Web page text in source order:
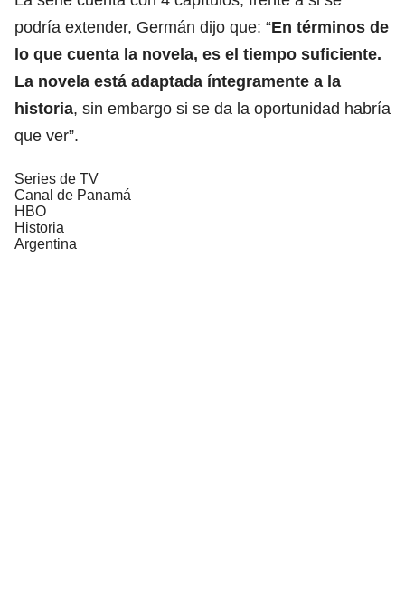
podría extender, Germán dijo que: “En términos de
lo que cuenta la novela, es el tiempo suficiente.
La novela está adaptada íntegramente a la
historia, sin embargo si se da la oportunidad habría
que ver”.
Series de TV
Canal de Panamá
HBO
Historia
Argentina